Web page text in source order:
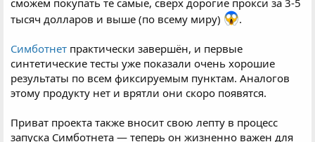
тысяч долларов и выше (по всему миру)
.
Симботнет практически завершён, и первые
синтетические тесты уже показали очень хорошие
результаты по всем фиксируемым пунктам. Аналогов
этому продукту нет и врятли они скоро появятся.
Приват проекта также вносит свою лепту в процесс
запуска Симботнета — теперь он жизненно важен для